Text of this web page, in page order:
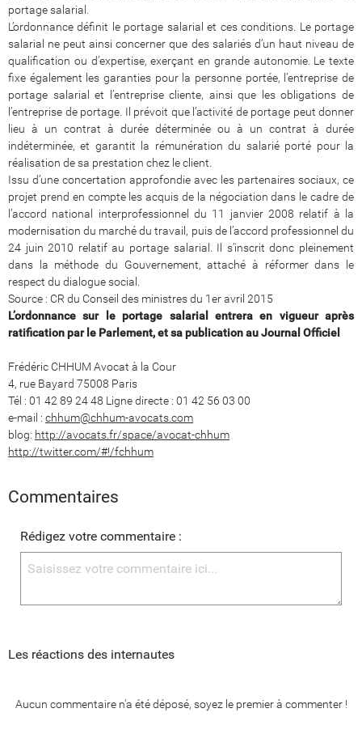
portage salarial.
L’ordonnance définit le portage salarial et ces conditions. Le portage
salarial ne peut ainsi concerner que des salariés d’un haut niveau de
qualification ou d’expertise, exerçant en grande autonomie. Le texte
fixe également les garanties pour la personne portée, l’entreprise de
portage salarial et l’entreprise cliente, ainsi que les obligations de
l’entreprise de portage. Il prévoit que l’activité de portage peut donner
lieu à un contrat à durée déterminée ou à un contrat à durée
indéterminée, et garantit la rémunération du salarié porté pour la
réalisation de sa prestation chez le client.
Issu d’une concertation approfondie avec les partenaires sociaux, ce
projet prend en compte les acquis de la négociation dans le cadre de
l’accord national interprofessionnel du 11 janvier 2008 relatif à la
modernisation du marché du travail, puis de l’accord professionnel du
24 juin 2010 relatif au portage salarial. Il s’inscrit donc pleinement
dans la méthode du Gouvernement, attaché à réformer dans le
respect du dialogue social.
Source : CR du Conseil des ministres du 1er avril 2015
L’ordonnance sur le portage salarial entrera en vigueur après
ratification par le Parlement, et sa publication au Journal Officiel
Frédéric CHHUM Avocat à la Cour
4, rue Bayard 75008 Paris
Tél : 01 42 89 24 48 Ligne directe : 01 42 56 03 00
e-mail : chhum@chhum-avocats.com
blog: http://avocats.fr/space/avocat-chhum
http://twitter.com/#!/fchhum
Commentaires
Rédigez votre commentaire :
Les réactions des internautes
Aucun commentaire n'a été déposé, soyez le premier à commenter !